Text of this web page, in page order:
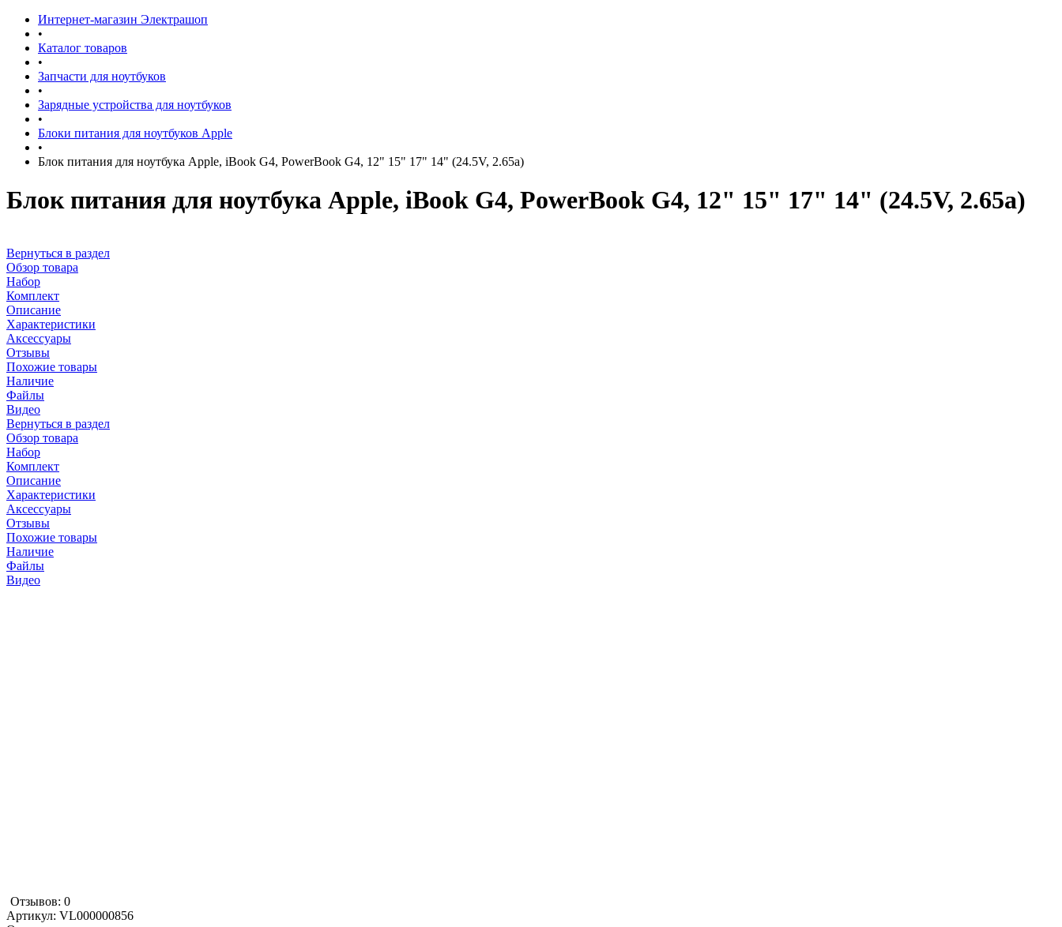
Интернет-магазин Электрашоп
•
Каталог товаров
•
Запчасти для ноутбуков
•
Зарядные устройства для ноутбуков
•
Блоки питания для ноутбуков Apple
•
Блок питания для ноутбука Apple, iBook G4, PowerBook G4, 12" 15" 17" 14" (24.5V, 2.65a)
Блок питания для ноутбука Apple, iBook G4, PowerBook G4, 12" 15" 17" 14" (24.5V, 2.65a)
Вернуться в раздел
Обзор товара
Набор
Комплект
Описание
Характеристики
Аксессуары
Отзывы
Похожие товары
Наличие
Файлы
Видео
Вернуться в раздел
Обзор товара
Набор
Комплект
Описание
Характеристики
Аксессуары
Отзывы
Похожие товары
Наличие
Файлы
Видео
Отзывов: 0
Артикул: VL000000856